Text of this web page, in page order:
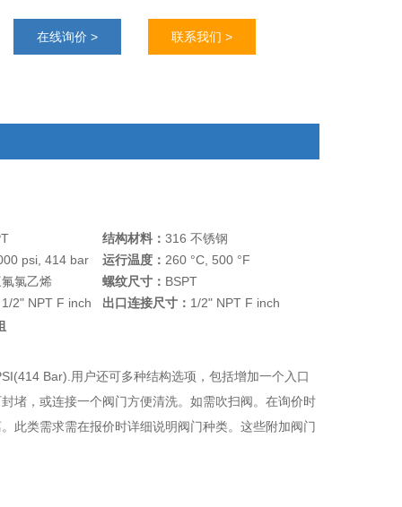
在线询价 >
联系我们 >
结构材料： 316 不锈钢
psi, 414 bar 运行温度： 260 °C, 500 °F
氯乙烯 螺纹尺寸： BSPT
1/2" NPT F inch 出口连接尺寸： 1/2" NPT F inch
Bar).用户还可多种结构选项，包括增加一个入口
堵，或连接一个阀门方便清洗。如需吹扫阀。在询价时
此类需求需在报价时详细说明阀门种类。这些附加阀门